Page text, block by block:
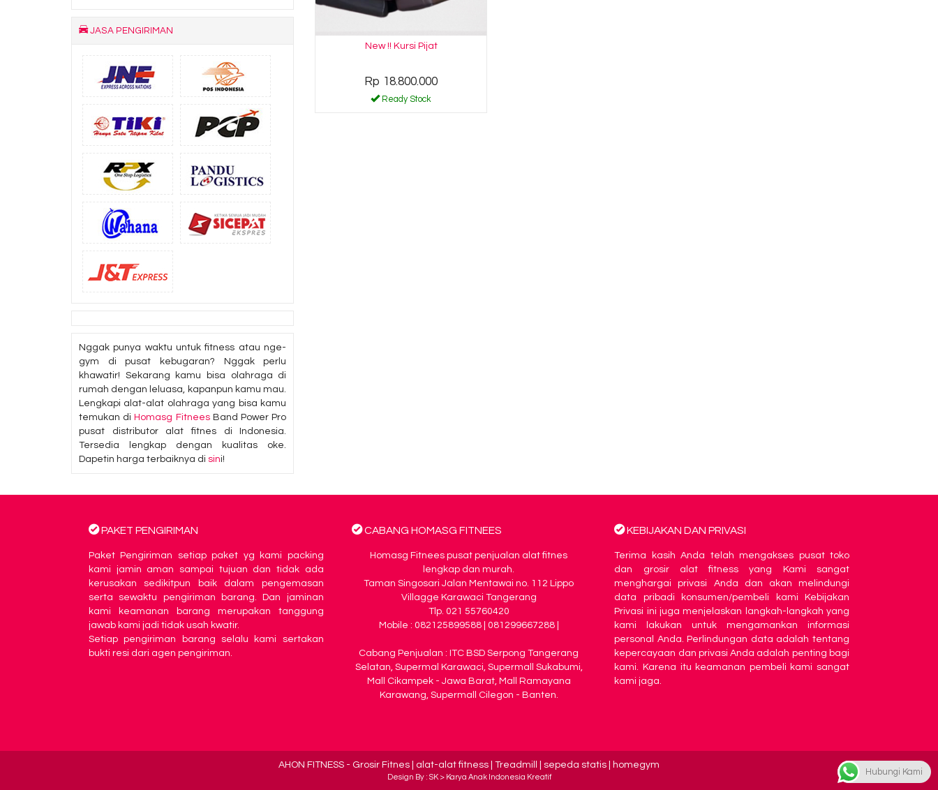
New !! Kursi Pijat
Rp 18.800.000
Ready Stock
JASA PENGIRIMAN
Nggak punya waktu untuk fitness atau nge-
gym di pusat kebugaran? Nggak perlu
khawatir! Sekarang kamu bisa olahraga di
rumah dengan leluasa, kapanpun kamu mau.
Lengkapi alat-alat olahraga yang bisa kamu
temukan di Homasg FitneesBand Power Pro
pusat distributor alat fitnes di Indonesia.
Tersedia lengkap dengan kualitas oke.
Dapetin harga terbaiknya di sini!
PAKET PENGIRIMAN
Paket Pengiriman setiap paket yg kami packing
kami jamin aman sampai tujuan dan tidak ada
kerusakan sedikitpun baik dalam pengemasan
serta sewaktu pengiriman barang. Dan jaminan
kami keamanan barang merupakan tanggung
jawab kami jadi tidak usah kwatir.
Setiap pengiriman barang selalu kami sertakan
bukti resi dari agen pengiriman.
CABANG HOMASG FITNEES
Homasg Fitnees pusat penjualan alat fitnes
lengkap dan murah.
Taman Singosari Jalan Mentawai no. 112 Lippo
Villagge Karawaci Tangerang
Tlp. 021 55760420
Mobile : 082125899588 | 081299667288 |
Cabang Penjualan : ITC BSD Serpong Tangerang
Selatan, Supermal Karawaci, Supermall Sukabumi,
Mall Cikampek - Jawa Barat, Mall Ramayana
Karawang, Supermall Cilegon - Banten.
KEBIJAKAN DAN PRIVASI
Terima kasih Anda telah mengakses pusat toko
dan grosir alat fitness yang Kami sangat
menghargai privasi Anda dan akan melindungi
data pribadi konsumen/pembeli kami Kebijakan
Privasi ini juga menjelaskan langkah-langkah yang
kami lakukan untuk mengamankan informasi
personal Anda. Perlindungan data adalah tentang
kepercayaan dan privasi Anda adalah penting bagi
kami. Karena itu keamanan pembeli kami sangat
kami jaga.
AHON FITNESS - Grosir Fitnes | alat-alat fitness | Treadmill | sepeda statis | homegym
Design By : SK > Karya Anak Indonesia Kreatif
Hubungi Kami